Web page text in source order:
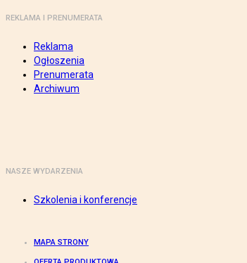
REKLAMA I PRENUMERATA
Reklama
Ogłoszenia
Prenumerata
Archiwum
NASZE WYDARZENIA
Szkolenia i konferencje
MAPA STRONY